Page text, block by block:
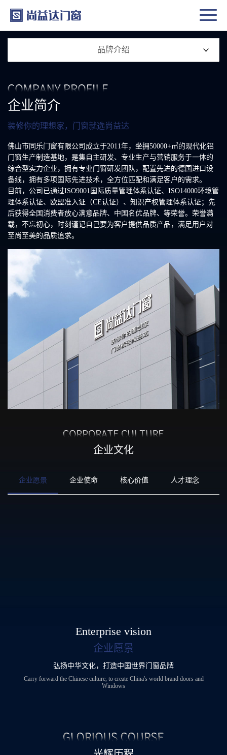
品牌介绍
企业简介
装修你的理想家，门窗就选尚益达
佛山市同乐门窗有限公司成立于2011年，坐拥50000+㎡的现代化铝
门窗生产制造基地，是集自主研发、专业生产与营销服务于一体的
综合型实力企业，拥有专业门窗研发团队，配置先进的德国进口设
备线，拥有多项国际先进技术，全方位匹配和满足客户的需求。
目前，公司已通过ISO9001国际质量管理体系认证、ISO14000环境管
理体系认证、欧盟准入证（CE认证）、知识产权管理体系认证；先
后获得全国消费者放心满意品牌、中国名优品牌、等荣誉。荣誉满
载，不忘初心，时刻谨记自己要为客户提供品质产品，满足用户对
至尚至美的品质追求。
企业文化
企业愿景 企业使命 核心价值 人才理念
Enterprise vision
企业愿景
弘扬中华文化，打造中国世界门窗品牌
Carry forward the Chinese culture, to create China's world brand doors and
Windows